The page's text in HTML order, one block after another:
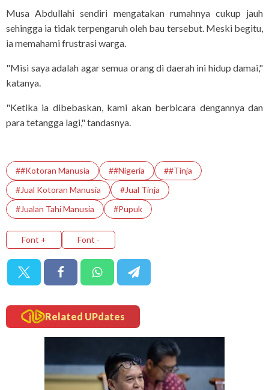
Musa Abdullahi sendiri mengatakan rumahnya cukup jauh
sehingga ia tidak terpengaruh oleh bau tersebut. Meski begitu,
ia memahami frustrasi warga.
"Misi saya adalah agar semua orang di daerah ini hidup damai,"
katanya.
"Ketika ia dibebaskan, kami akan berbicara dengannya dan
para tetangga lagi," tandasnya.
##Kotoran Manusia ##Nigeria
##Tinja
#Jual Kotoran Manusia
#Jual Tinja
#Jualan Tahi Manusia
#Pupuk
Font + Font -
Related UPdates